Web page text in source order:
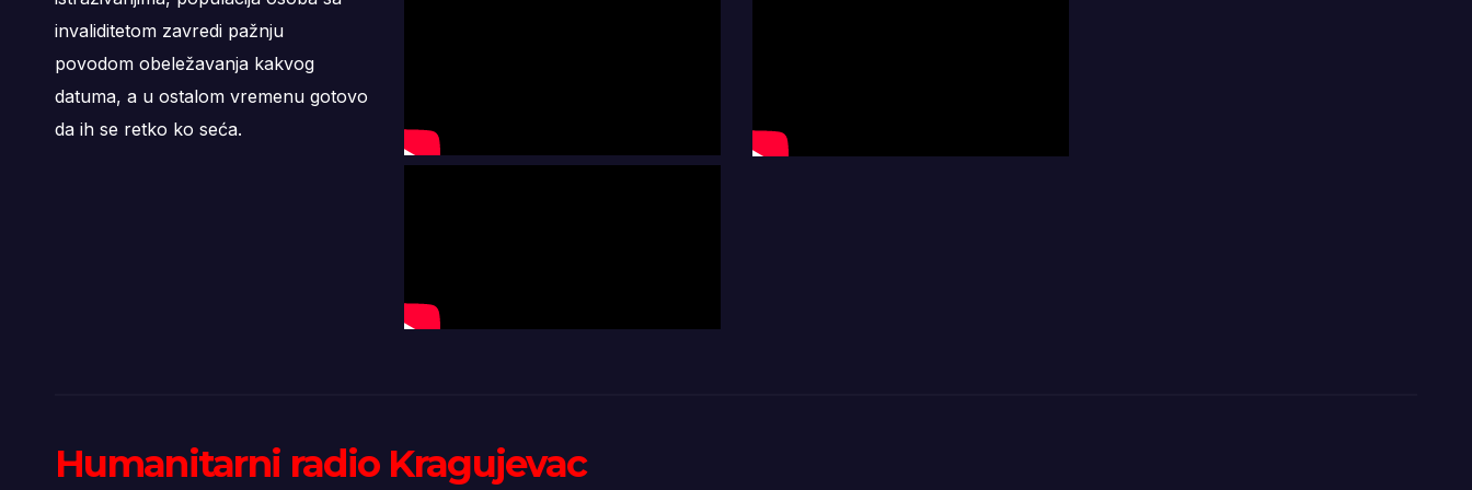
invaliditetom zavredi pažnju
povodom obeležavanja kakvog
datuma, a u ostalom vremenu gotovo
da ih se retko ko seća.
Humanitarni radio Kragujevac